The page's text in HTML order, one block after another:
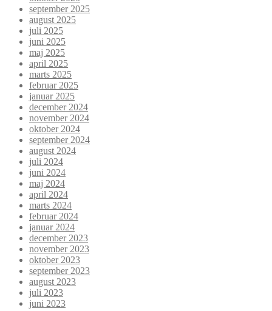
september 2025
august 2025
juli 2025
juni 2025
maj 2025
april 2025
marts 2025
februar 2025
januar 2025
december 2024
november 2024
oktober 2024
september 2024
august 2024
juli 2024
juni 2024
maj 2024
april 2024
marts 2024
februar 2024
januar 2024
december 2023
november 2023
oktober 2023
september 2023
august 2023
juli 2023
juni 2023